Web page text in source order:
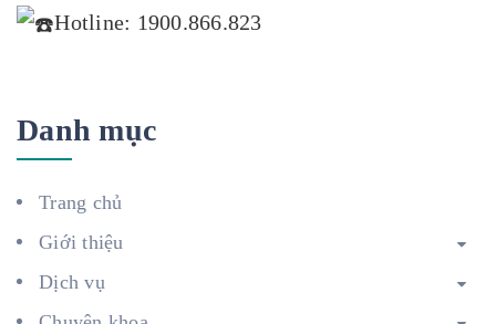
Hotline: 1900.866.823
Danh mục
Trang chủ
Giới thiệu
Dịch vụ